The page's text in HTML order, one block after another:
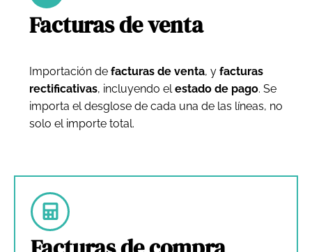
Facturas de venta
Importación de facturas de venta, y facturas
rectificativas, incluyendo el estado de pago. Se
importa el desglose de cada una de las líneas, no
solo el importe total.